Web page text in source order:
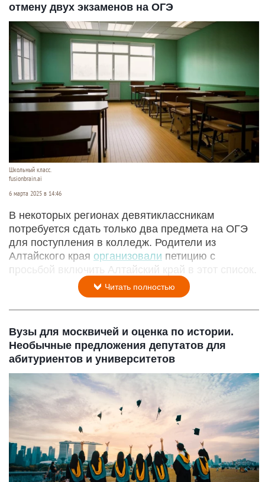
отмену двух экзаменов на ОГЭ
Школьный класс.
fusionbrain.ai
6 марта 2025 в 14:46
В некоторых регионах девятиклассникам
потребуется сдать только два предмета на ОГЭ
для поступления в колледж. Родители из
Алтайского края организовали петицию с
просьбой включить Алтайский край в этот список.
Читать полностью
Вузы для москвичей и оценка по истории.
Необычные предложения депутатов для
абитуриентов и университетов